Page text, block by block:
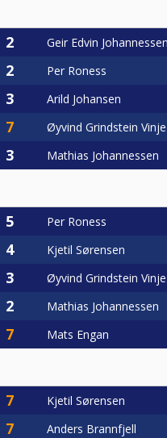
Geir Edvin Johannessen
Per Roness
Arild Johansen
Øyvind Grindstein Vinje
Mathias Johannessen
Per Roness
Kjetil Sørensen
Øyvind Grindstein Vinje
Mathias Johannessen
Mats Engan
Kjetil Sørensen
Anders Brannfjell